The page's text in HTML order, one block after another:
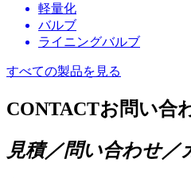
軽量化
バルブ
ライニングバルブ
すべての製品を見る
CONTACTお問い合
見積／問い合わせ／